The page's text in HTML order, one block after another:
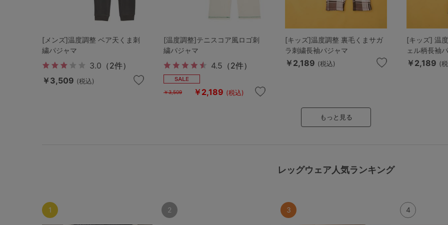
[メンズ]温度調整 ベア天くま刺
繍パジャマ
3.0 （2件）
￥3,509 (税込)
[温度調整]テニスコア風ロゴ刺
繍パジャマ
4.5 （2件）
￥3,509 ￥2,189 (税込)
[キッズ]温度調整 裏毛くまサガ
ラ刺繍長袖パジャマ
￥2,189 (税込)
[キッズ] 温
ェル柄長袖
￥2,189 (
もっと見る
レッグウェア人気ランキング
1 2 3 4